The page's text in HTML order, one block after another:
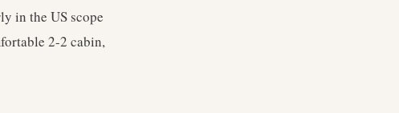
in the US scope
2-2 cabin,